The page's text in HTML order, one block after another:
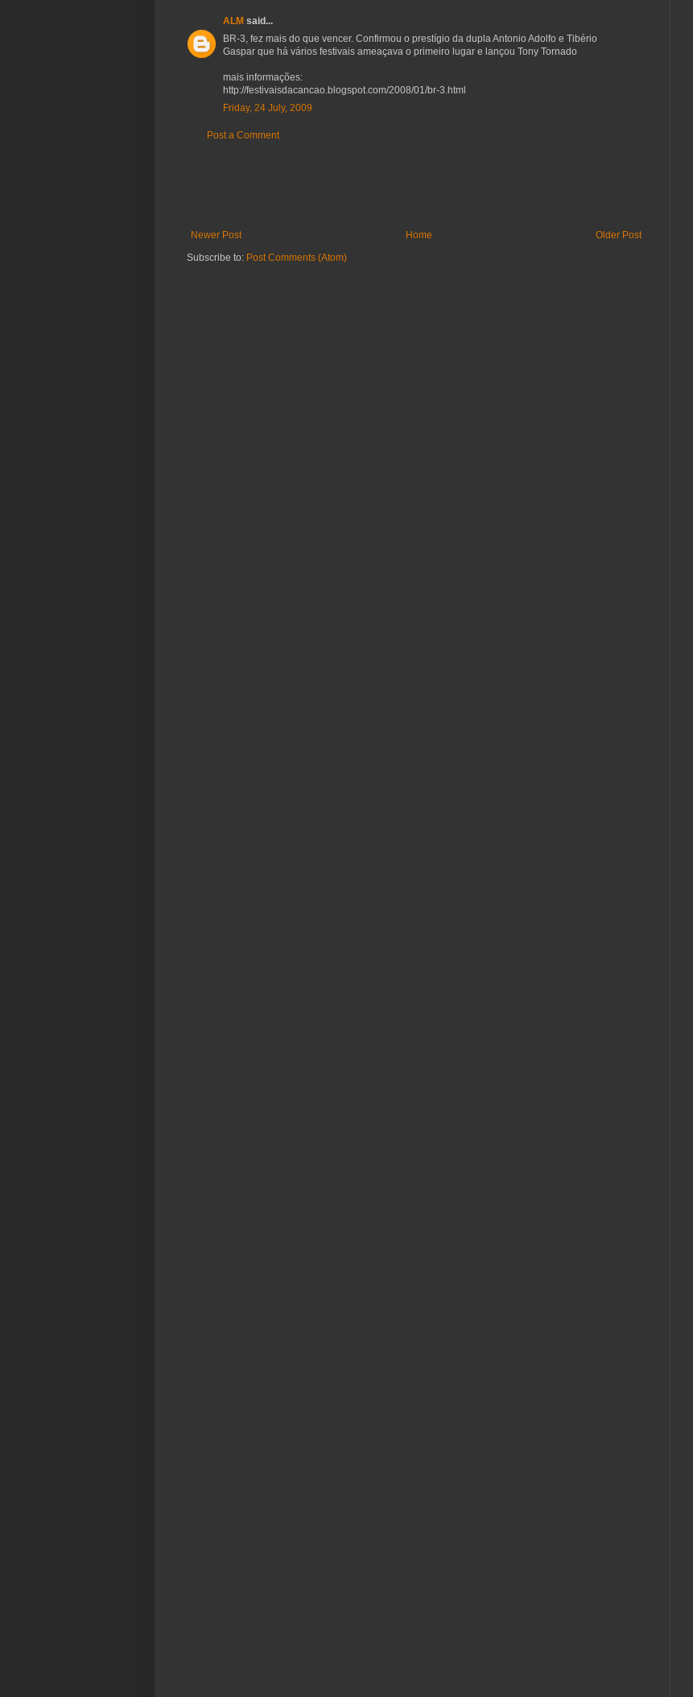
ALM said...
BR-3, fez mais do que vencer. Confirmou o prestígio da dupla Antonio Adolfo e Tibério
Gaspar que há vários festivais ameaçava o primeiro lugar e lançou Tony Tornado
mais informações:
http://festivaisdacancao.blogspot.com/2008/01/br-3.html
Friday, 24 July, 2009
Post a Comment
Newer Post Older Post
Home
Subscribe to: Post Comments (Atom)